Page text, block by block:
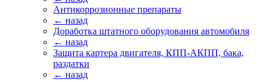
Антикоррозионные препараты
← назад
Доработка штатного оборудования автомобиля
← назад
Защита картера двигателя, КПП-АКПП, бака,
раздатки
← назад